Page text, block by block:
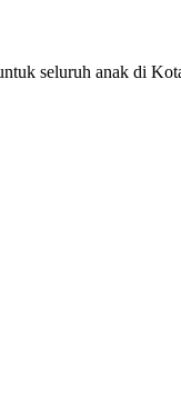
seluruh anak di